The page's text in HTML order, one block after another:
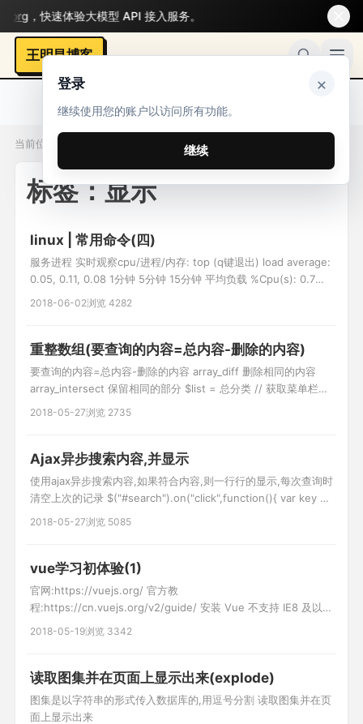
登录 ×
继续使用您的账户以访问所有功能。
继续
，快速体验大模型 API 接入服务。
王明昌博客
当前位置：标签 / 显示
标签：显示
linux | 常用命令(四)
服务进程 实时观察cpu/进程/内存: top (q键退出) load average:
0.05, 0.11, 0.08 1分钟 5分钟 15分钟 平均负载 %Cpu(s): 0.7
us, 1.4 sy, 0.0 ni, 97.8 id, 0.0 wa, 0.0 hi, 0.0 si, 0.0 st 空闲率
2018-06-02浏览 4282
重整数组(要查询的内容=总内容-删除的内容)
要查询的内容=总内容-删除的内容 array_diff 删除相同的内容
array_intersect 保留相同的部分 $list = 总分类 // 获取菜单栏目
下的所有分类 $arr = []; $del_list = 要删除的分类 //获取分类数
2018-05-27浏览 2735
Ajax异步搜索内容,并显示
使用ajax异步搜索内容,如果符合内容,则一行行的显示,每次查询时
清空上次的记录 $("#search").on("click",function(){ var key =
$("#keywords").val(); //异步获取信息 var url =
2018-05-27浏览 5085
vue学习初体验(1)
官网:https://vuejs.org/ 官方教
程:https://cn.vuejs.org/v2/guide/ 安装 Vue 不支持 IE8 及以下
版本 开发版本 包含完整的警告和调试模式 生产版本 删除了警
2018-05-19浏览 3342
读取图集并在页面上显示出来(explode)
图集是以字符串的形式传入数据库的,用逗号分割 读取图集并在页
面上显示出来